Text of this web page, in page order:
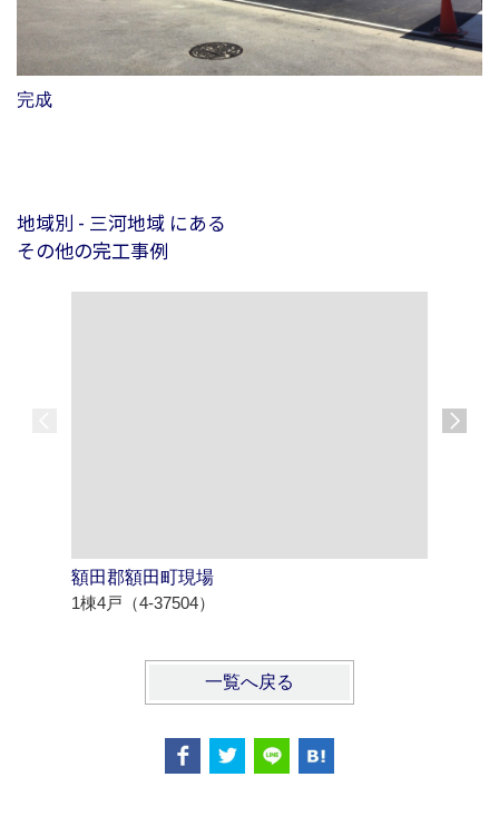
完成
地域別 - 三河地域 にある
その他の完工事例
額田郡額田町現場
1棟4戸（4-37504）
一覧へ戻る